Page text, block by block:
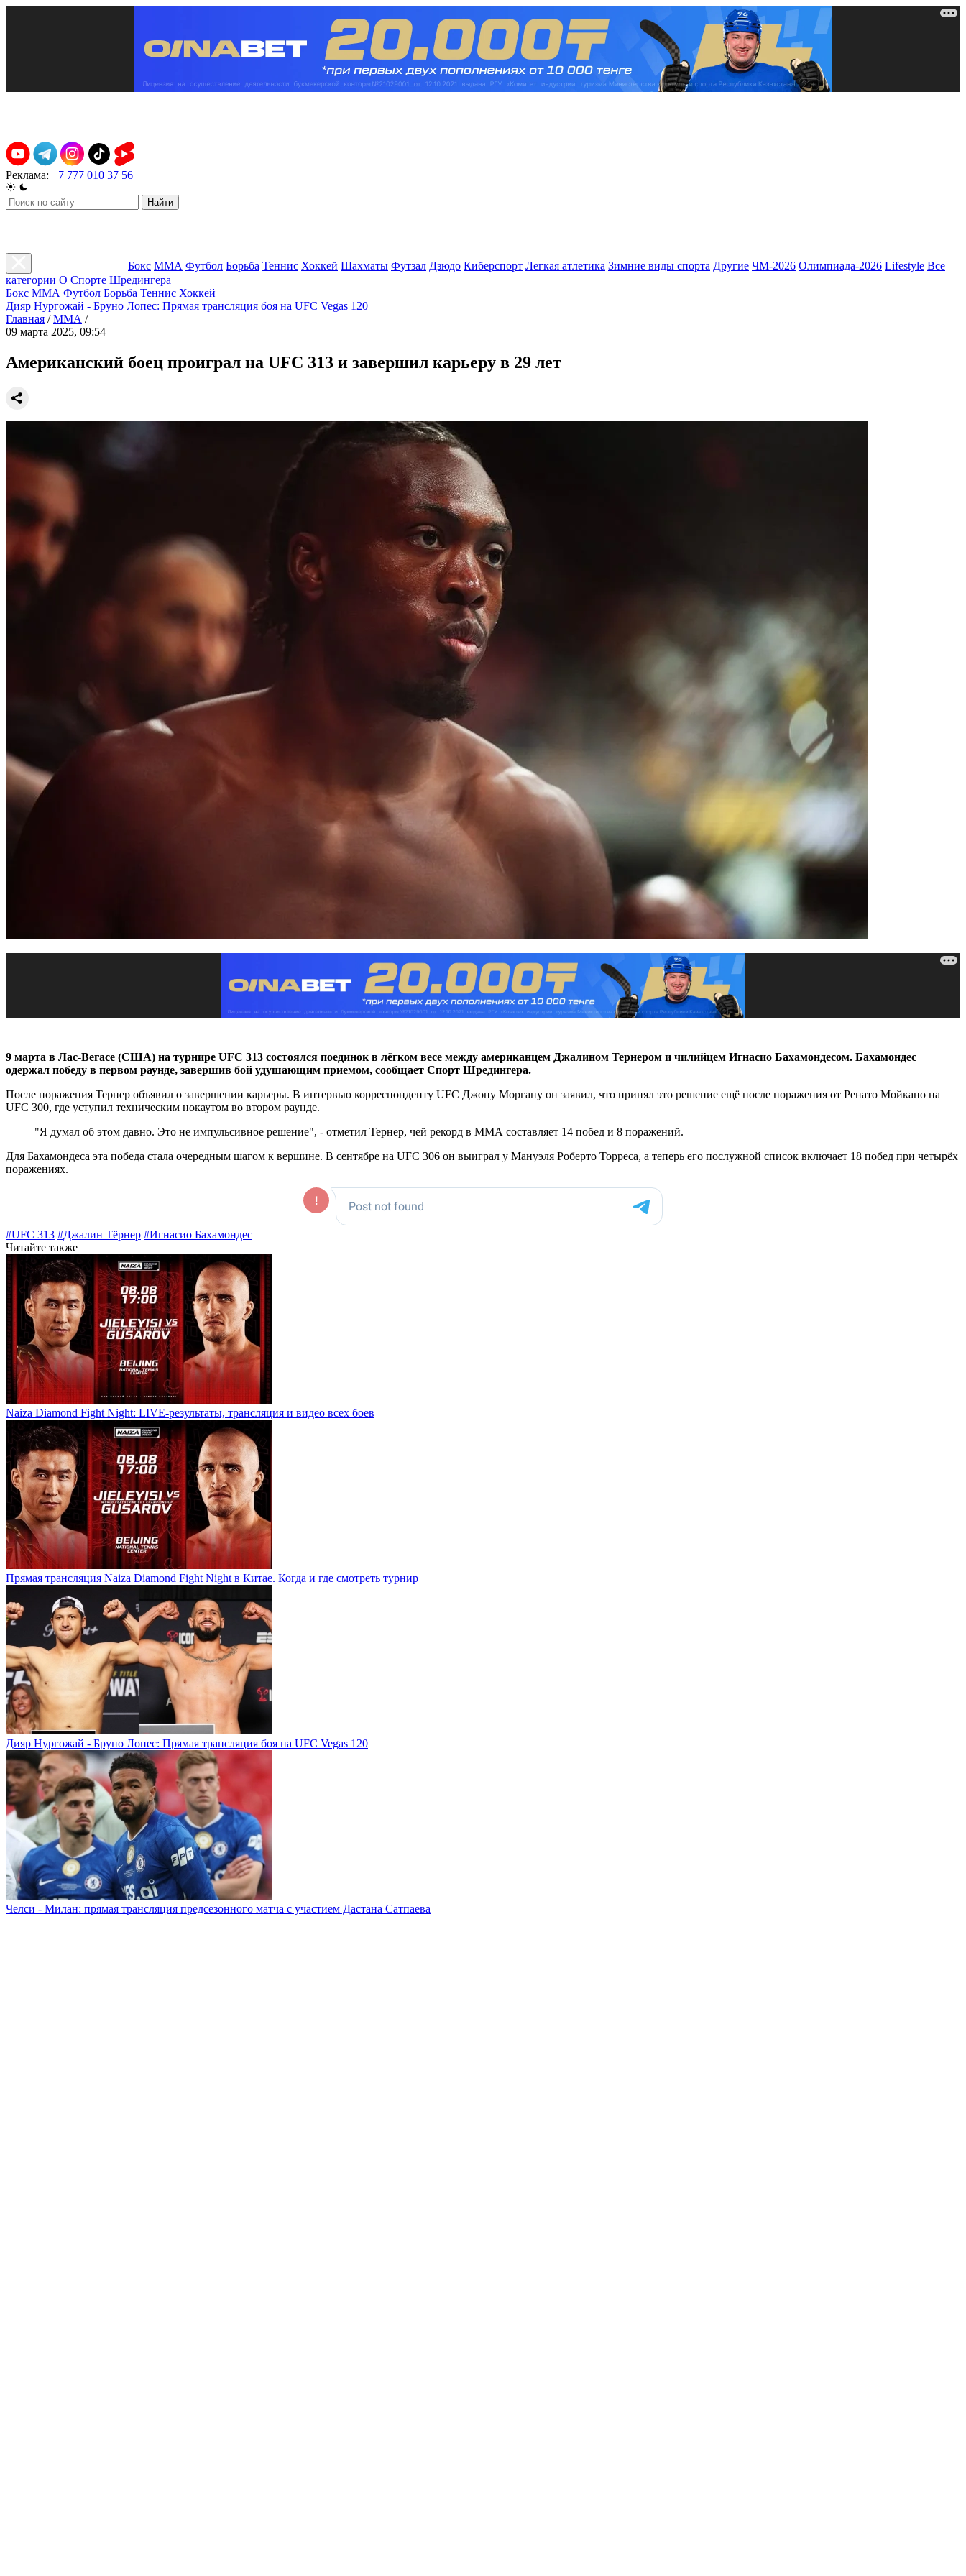
Реклама: +7 777 010 37 56
Найти
Бокс ММА Футбол Борьба Теннис Хоккей Шахматы Футзал Дзюдо Киберспорт Легкая атлетика Зимние виды спорта Другие ЧМ-2026 Олимпиада-2026 Lifestyle Все
категории О Спорте Шредингера
Бокс ММА Футбол Борьба Теннис Хоккей
Дияр Нургожай - Бруно Лопес: Прямая трансляция боя на UFC Vegas 120
Главная / ММА /
09 марта 2025, 09:54
Американский боец проиграл на UFC 313 и завершил карьеру в 29 лет
9 марта в Лас-Вегасе (США) на турнире UFC 313 состоялся поединок в лёгком весе между американцем Джалином Тернером и чилийцем Игнасио Бахамондесом. Бахамондес
одержал победу в первом раунде, завершив бой удушающим приемом, сообщает Спорт Шредингера.
После поражения Тернер объявил о завершении карьеры. В интервью корреспонденту UFC Джону Моргану он заявил, что принял это решение ещё после поражения от Ренато Мойкано на
UFC 300, где уступил техническим нокаутом во втором раунде.
"Я думал об этом давно. Это не импульсивное решение", - отметил Тернер, чей рекорд в ММА составляет 14 побед и 8 поражений.
Для Бахамондеса эта победа стала очередным шагом к вершине. В сентябре на UFC 306 он выиграл у Мануэля Роберто Торреса, а теперь его послужной список включает 18 побед при четырёх
поражениях.
#UFC 313 #Джалин Тёрнер #Игнасио Бахамондес
Читайте также
Naiza Diamond Fight Night: LIVE-результаты, трансляция и видео всех боев
Прямая трансляция Naiza Diamond Fight Night в Китае. Когда и где смотреть турнир
Дияр Нургожай - Бруно Лопес: Прямая трансляция боя на UFC Vegas 120
Челси - Милан: прямая трансляция предсезонного матча с участием Дастана Сатпаева